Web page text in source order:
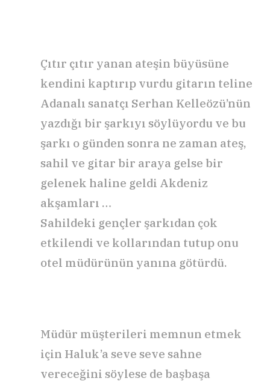
Çıtır çıtır yanan ateşin büyüsüne
kendini kaptırıp vurdu gitarın teline
Adanalı sanatçı Serhan Kelleözü’nün
yazdığı bir şarkıyı söylüyordu ve bu
şarkı o günden sonra ne zaman ateş,
sahil ve gitar bir araya gelse bir
gelenek haline geldi Akdeniz
akşamları …
Sahildeki gençler şarkıdan çok
etkilendi ve kollarından tutup onu
otel müdürünün yanına götürdü.
Müdür müşterileri memnun etmek
için Haluk’a seve seve sahne
vereceğini söylese de başbaşa